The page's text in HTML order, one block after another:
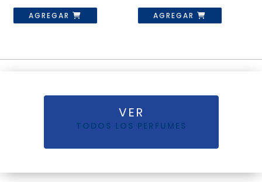
RD$4,300.00.
RD$3,950.00.
AGREGAR
RD$4,700.00.
AGREGAR
VER
TODOS LOS PERFUMES